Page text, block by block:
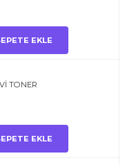
EKLE
TONER
EKLE